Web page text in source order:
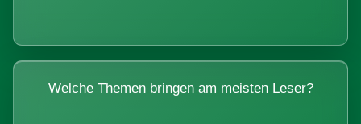
Welche Themen bringen am meisten Leser?